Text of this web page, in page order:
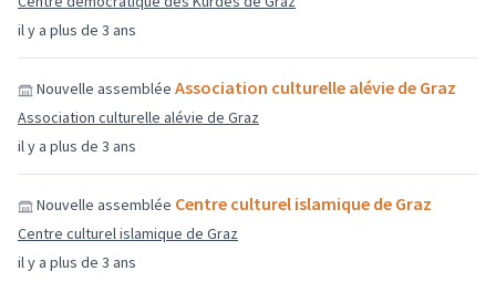
il y a plus de 3 ans
il y a plus de 3 ans
Nouvelle assemblée Association culturelle alévie de Graz
Association culturelle alévie de Graz
il y a plus de 3 ans
Nouvelle assemblée Centre culturel islamique de Graz
Centre culturel islamique de Graz